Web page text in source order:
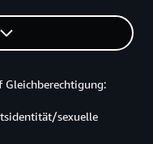
Gleichberechtigung:
sexuelle